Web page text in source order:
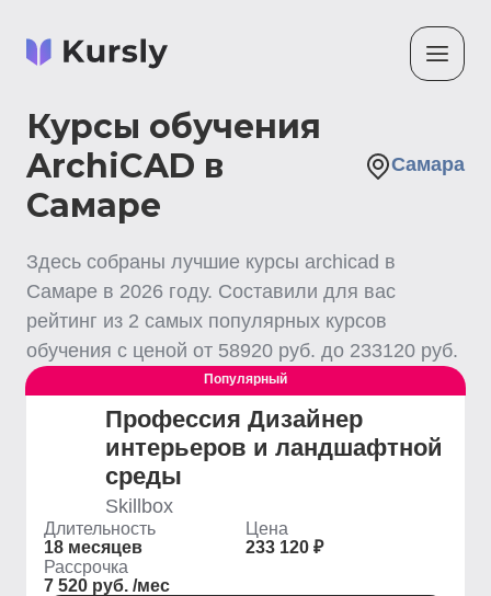
Курсы обучения
ArchiCAD в
Самаре
Самара
Здесь собраны лучшие курсы archicad в
Самаре в 2026 году. Составили для вас
рейтинг из 2 самых популярных курсов
обучения с ценой от 58920 руб. до 233120 руб.
Популярный
Профессия Дизайнер
интерьеров и ландшафтной
среды
Skillbox
Длительность
18 месяцев
Цена
233 120 ₽
Рассрочка
7 520 руб. /мес